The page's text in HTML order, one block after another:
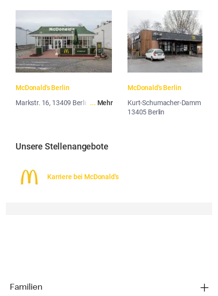
McDonald's Berlin
Markstr. 16, 13409 Berlin ... Mehr
McDonald's Berlin
Kurt-Schumacher-Damm 38,
13405 Berlin
Unsere Stellenangebote
Karriere bei McDonald's
Familien